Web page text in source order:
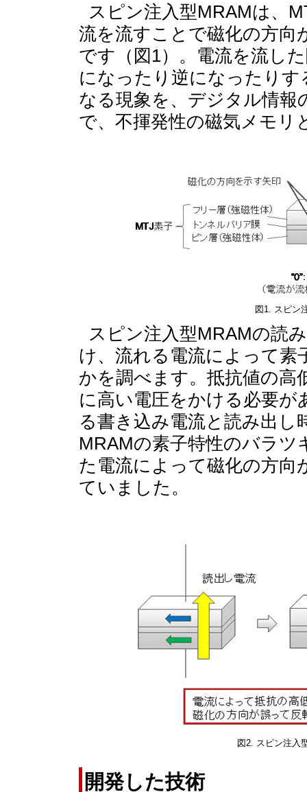
スピン注入型MRAMは、
流を流すことで磁化の方向
です（図1）。電流を流し
になったり逆になったり
なる現象を、デジタル情報
で、不揮発性の磁気メモリ
図1. スピン
スピン注入型MRAMの読
け、流れる電流によって素
かを調べます。抵抗値の高
に高い電圧をかける必要
る書き込み電流と読み出
MRAMの素子特性のバラ
た電流によって磁化の方向
ていました。
図2. スピン注入
開発した技術